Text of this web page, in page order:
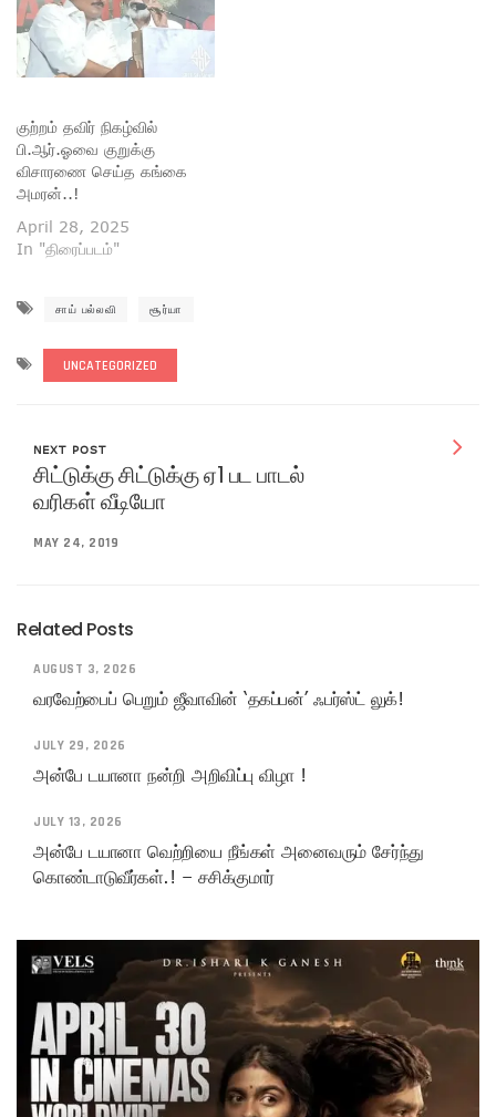
குற்றம் தவிர் நிகழ்வில்
பி.ஆர்.ஓவை குறுக்கு
விசாரணை செய்த கங்கை
அமரன்..!
April 28, 2025
In "திரைப்படம்"
சாய் பல்லவி சூர்யா
UNCATEGORIZED
NEXT POST
சிட்டுக்கு சிட்டுக்கு ஏ1 பட பாடல்
வரிகள் வீடியோ
MAY 24, 2019
Related Posts
AUGUST 3, 2026
வரவேற்பைப் பெறும் ஜீவாவின் ‘தகப்பன்’ ஃபர்ஸ்ட் லுக்!
JULY 29, 2026
அன்பே டயானா நன்றி அறிவிப்பு விழா !
JULY 13, 2026
அன்பே டயானா வெற்றியை நீங்கள் அனைவரும் சேர்ந்து
கொண்டாடுவீர்கள்.! – சசிக்குமார்